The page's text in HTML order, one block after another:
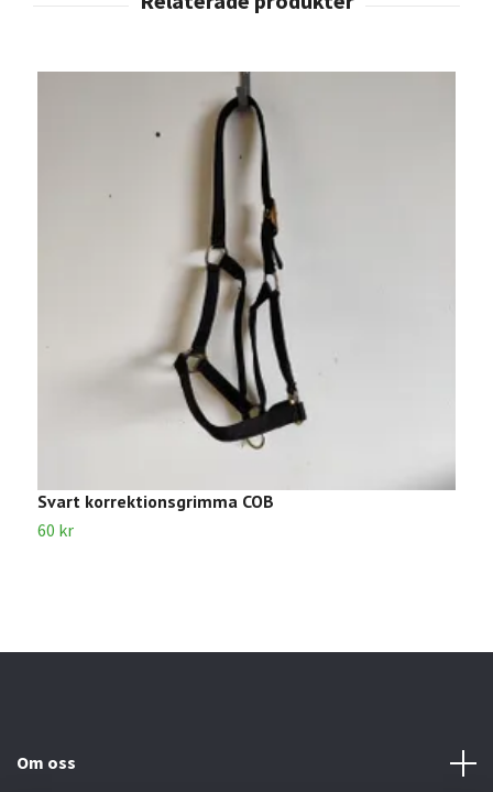
Svart korrektionsgrimma COB
60 kr
Om oss